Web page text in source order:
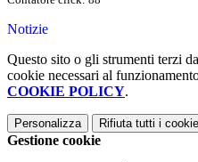
Notizie
Questo sito o gli strumenti terzi
cookie necessari al
COOKIE POLICY.
Personalizza Rifiuta tutti i
Gestione cookie